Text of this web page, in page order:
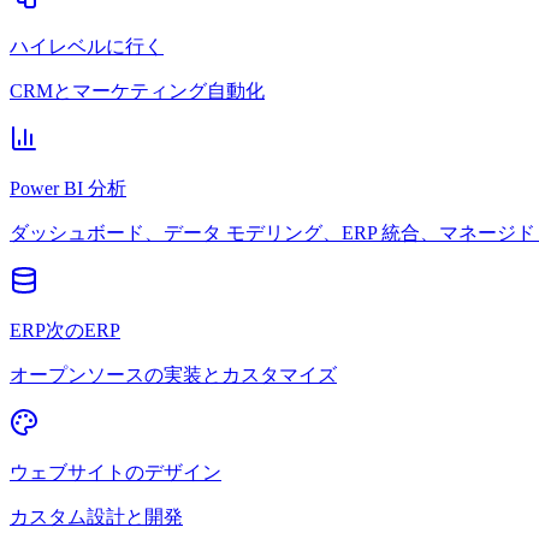
ハイレベルに行く
CRMとマーケティング自動化
Power BI 分析
ダッシュボード、データ モデリング、ERP 統合、マネージド
ERP次のERP
オープンソースの実装とカスタマイズ
ウェブサイトのデザイン
カスタム設計と開発